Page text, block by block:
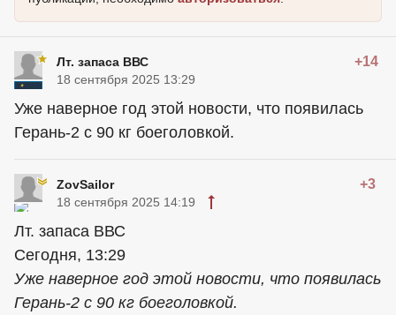
Лт. запаса ВВС +14
18 сентября 2025 13:29
Уже наверное год этой новости, что появилась
Герань-2 с 90 кг боеголовкой.
ZovSailor +3
18 сентября 2025 14:19
Лт. запаса ВВС
Сегодня, 13:29
Уже наверное год этой новости, что появилась
Герань-2 с 90 кг боеголовкой.